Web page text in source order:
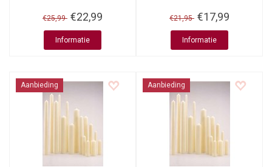
€25,99 €22,99
Informatie
€21,95 €17,99
Informatie
Aanbieding Aanbieding